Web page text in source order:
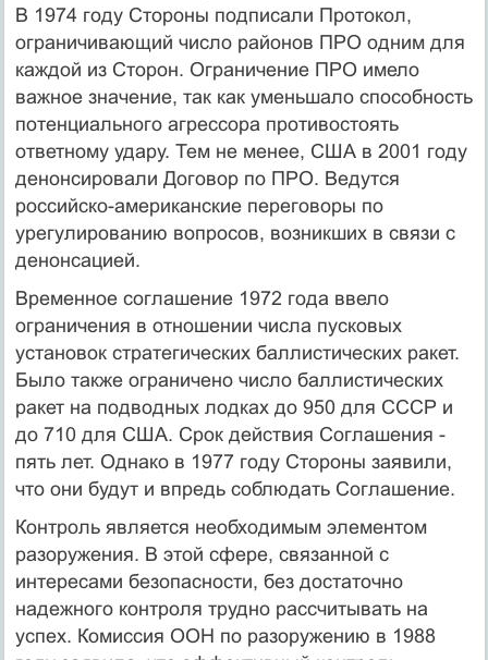
В 1974 году Стороны подписали Протокол,
ограничивающий число районов ПРО одним для
каждой из Сторон. Ограничение ПРО имело
важное значение, так как уменьшало способность
потенциального агрессора противостоять
ответному удару. Тем не менее, США в 2001 году
денонсировали Договор по ПРО. Ведутся
российско-американские переговоры по
урегулированию вопросов, возникших в связи с
денонсацией.
Временное соглашение 1972 года ввело
ограничения в отношении числа пусковых
установок стратегических баллистических ракет.
Было также ограничено число баллистических
ракет на подводных лодках до 950 для СССР и
до 710 для США. Срок действия Соглашения -
пять лет. Однако в 1977 году Стороны заявили,
что они будут и впредь соблюдать Соглашение.
Контроль является необходимым элементом
разоружения. В этой сфере, связанной с
интересами безопасности, без достаточно
надежного контроля трудно рассчитывать на
успех. Комиссия ООН по разоружению в 1988